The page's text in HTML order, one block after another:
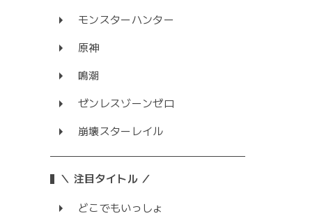
モンスターハンター
原神
鳴潮
ゼンレスゾーンゼロ
崩壊スターレイル
＼ 注目タイトル ／
どこでもいっしょ